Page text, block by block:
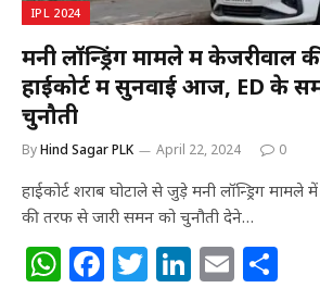
IPL 2024
मनी लॉन्ड्रिंग मामले में केजरीवाल
हाईकोर्ट में सुनवाई आज, ED के
चुनौती
ByHind Sagar PLK April 22, 2024 0
हाईकोर्ट शराब घोटाले से जुड़े मनी लॉन्ड्रिग मामले
की तरफ से जारी समन को चुनौती देने…
W F T Li E